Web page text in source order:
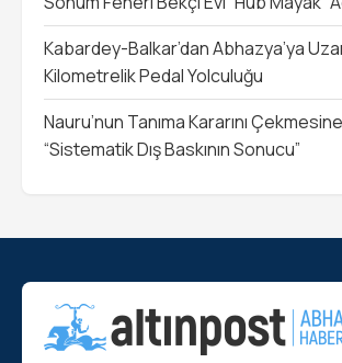
Kabardey-Balkar’dan Abhazya’ya
Kilometrelik Pedal Yolculuğu
Nauru’nun Tanıma Kararını
“Sistematik Dış Baskının Sonucu”